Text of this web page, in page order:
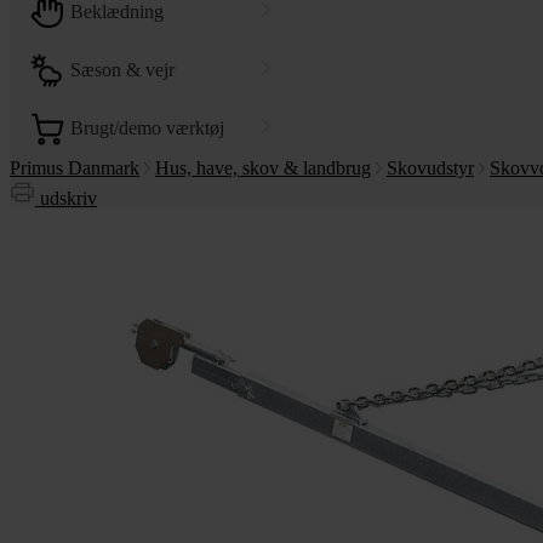
beklædning
sæson & vejr
brugt/demo værktøj
Primus Danmark
Hus, have, skov & landbrug Skovudstyr
udskriv